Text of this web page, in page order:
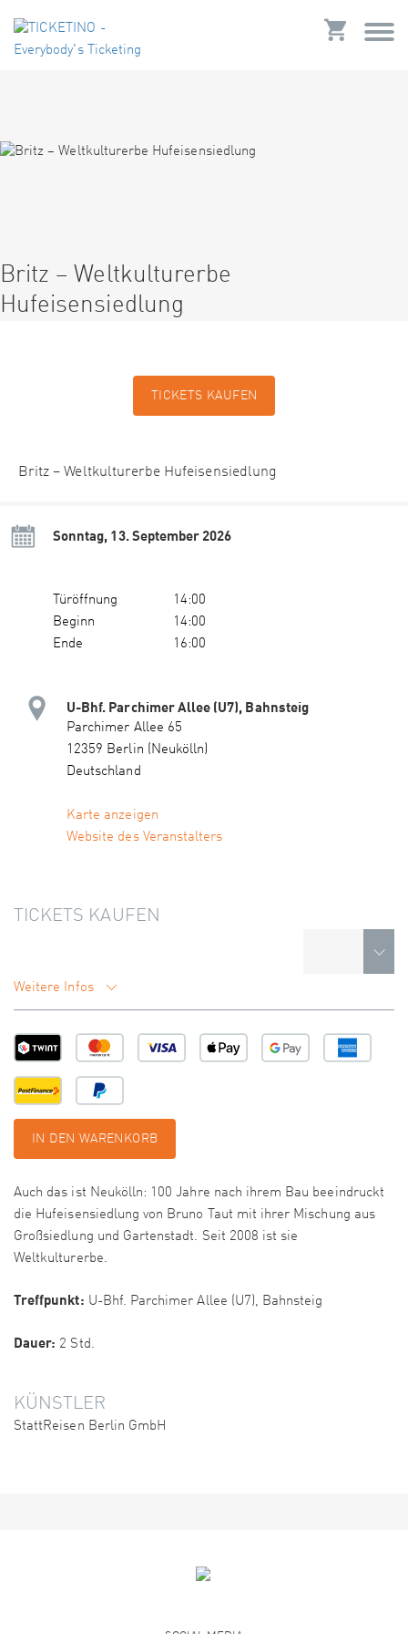
Britz – Weltkulturerbe
Hufeisensiedlung
TICKETS KAUFEN
Britz – Weltkulturerbe Hufeisensiedlung
Sonntag, 13. September 2026
Türöffnung
14:00
Beginn
14:00
Ende
16:00
U-Bhf. Parchimer Allee (U7), Bahnsteig
Parchimer Allee 65
12359 Berlin (Neukölln)
Deutschland
Karte anzeigen
Website des Veranstalters
TICKETS KAUFEN
Weitere Infos
IN DEN WARENKORB
Auch das ist Neukölln: 100 Jahre nach ihrem Bau beeindruckt
die Hufeisensiedlung von Bruno Taut mit ihrer Mischung aus
Großsiedlung und Gartenstadt. Seit 2008 ist sie
Weltkulturerbe.
Treffpunkt: U-Bhf. Parchimer Allee (U7), Bahnsteig
Dauer: 2 Std.
KÜNSTLER
StattReisen Berlin GmbH